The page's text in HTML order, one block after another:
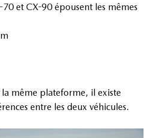
et CX-90 épousent les mêmes
la même plateforme, il existe
entre les deux véhicules.